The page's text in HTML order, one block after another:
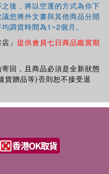
後，將以空運的方式為你下
您將外文書與其他商品分開
調貨時間為1~2個月。
」 提供會員七日商品鑑賞期
回，且商品必須是全新狀態
貨贈品等)否則恕不接受退